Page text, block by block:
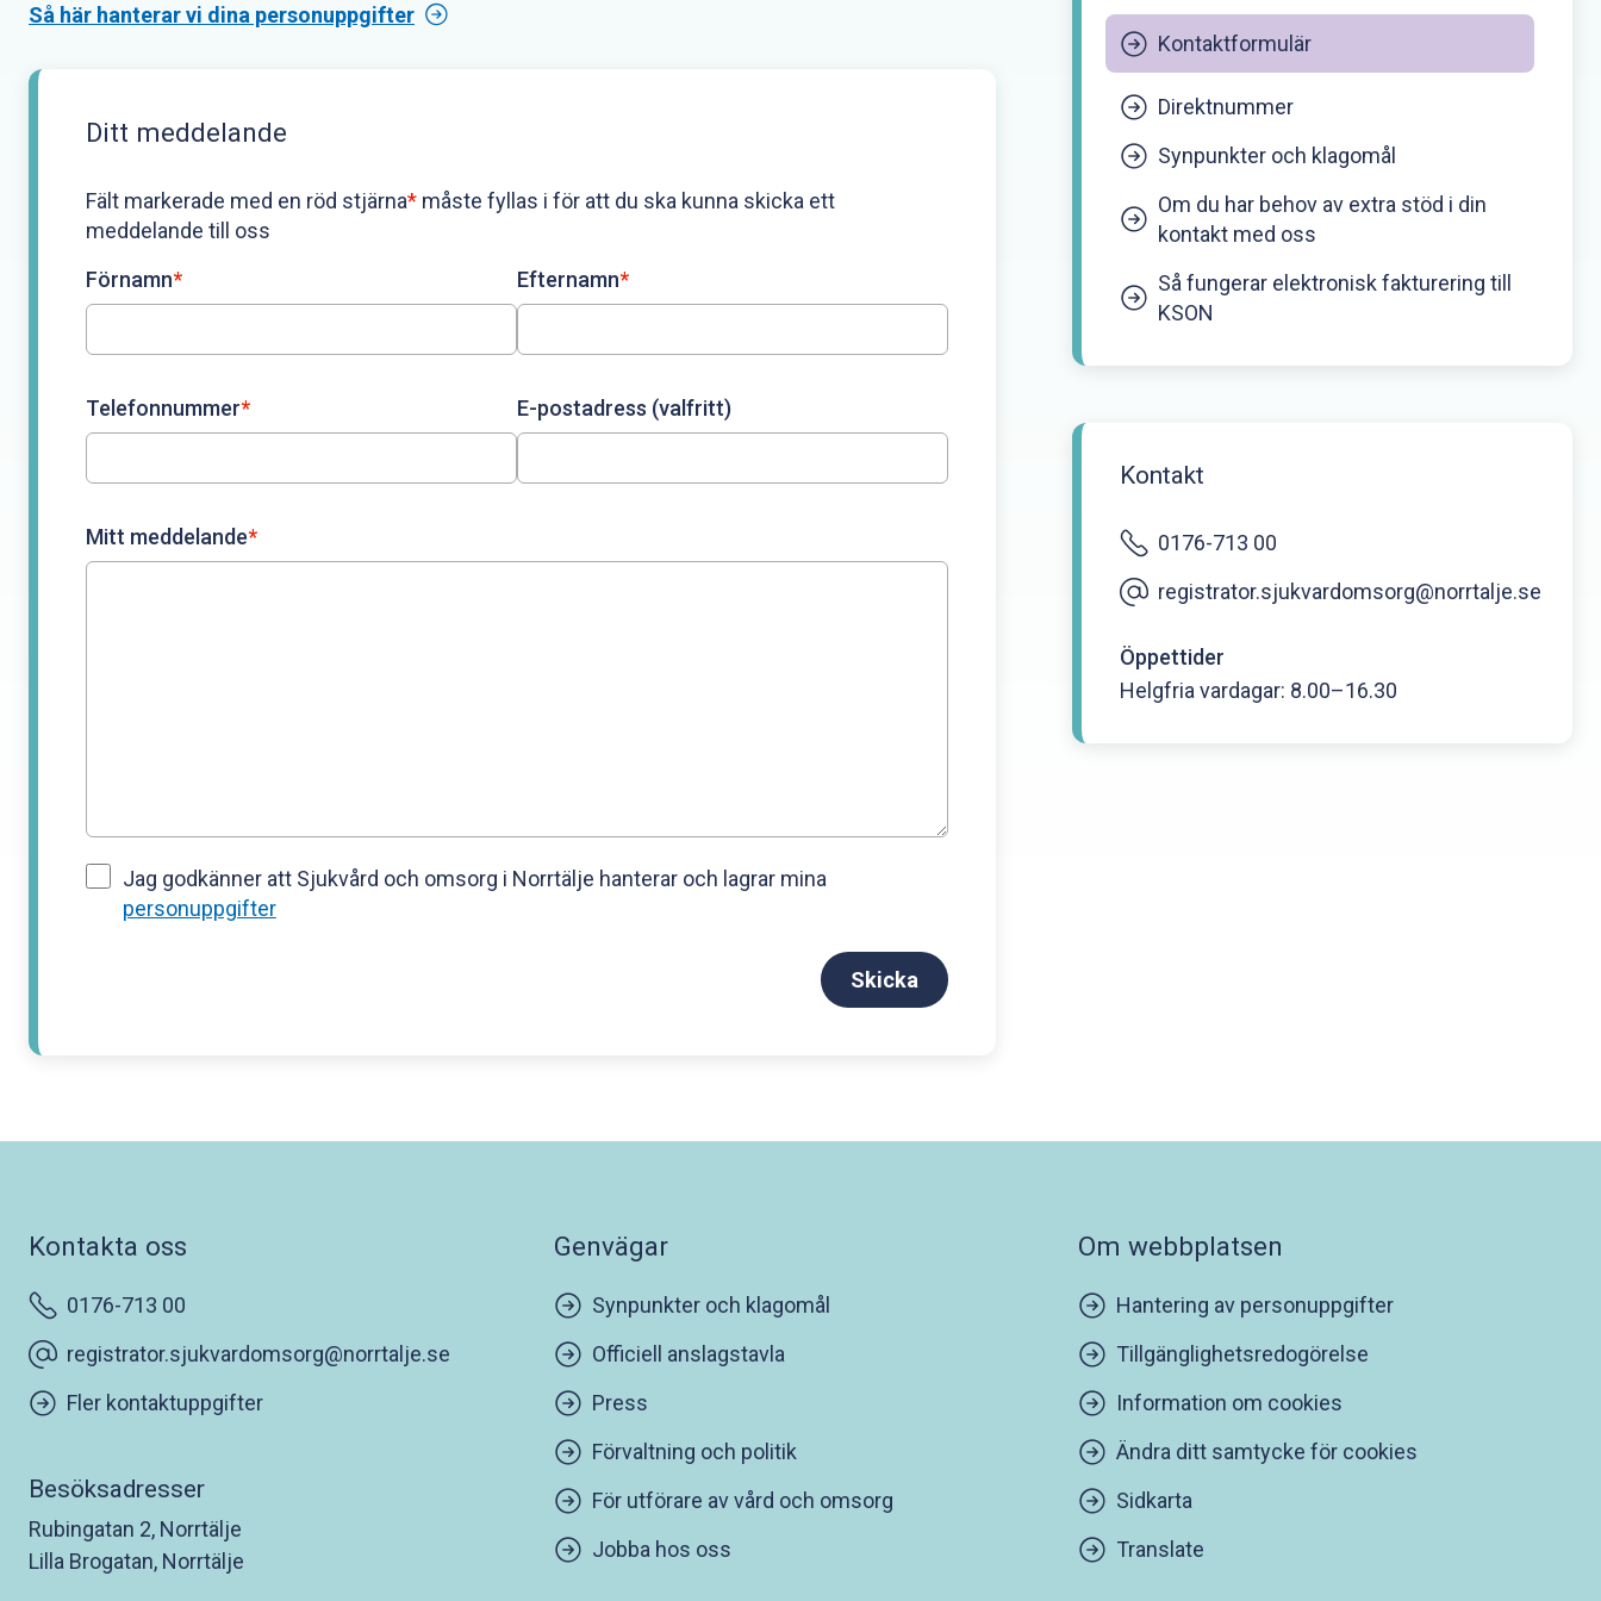
Så här hanterar vi dina personuppgifter
Ditt meddelande
Fält markerade med en röd stjärna* måste fyllas i för att du ska kunna skicka ett
meddelande till oss
Förnamn* Efternamn*
Telefonnummer* E-postadress (valfritt)
Mitt meddelande*
Jag godkänner att Sjukvård och omsorg i Norrtälje hanterar och lagrar mina
personuppgifter
Kontaktformulär
Direktnummer
Synpunkter och klagomål
Om du har behov av extra stöd i din
kontakt med oss
Så fungerar elektronisk fakturering till
KSON
Kontakt
0176-713 00
registrator.sjukvardomsorg@norrtalje.se
Öppettider
Helgfria vardagar: 8.00–16.30
Kontakta oss
0176-713 00
registrator.sjukvardomsorg@norrtalje.se
Fler kontaktuppgifter
Besöksadresser
Rubingatan 2, Norrtälje
Lilla Brogatan, Norrtälje
Genvägar
Synpunkter och klagomål
Officiell anslagstavla
Press
Förvaltning och politik
För utförare av vård och omsorg
Jobba hos oss
Om webbplatsen
Hantering av personuppgifter
Tillgänglighetsredogörelse
Information om cookies
Ändra ditt samtycke för cookies
Sidkarta
Translate